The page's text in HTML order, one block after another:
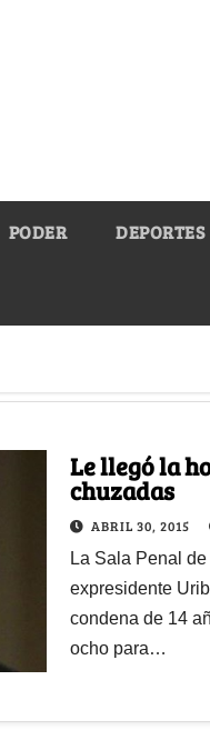
PODER DEPORTES
Le llegó la
ABRIL 30, 2015
La Sala Penal
expresidente
condena de 14
ocho para…